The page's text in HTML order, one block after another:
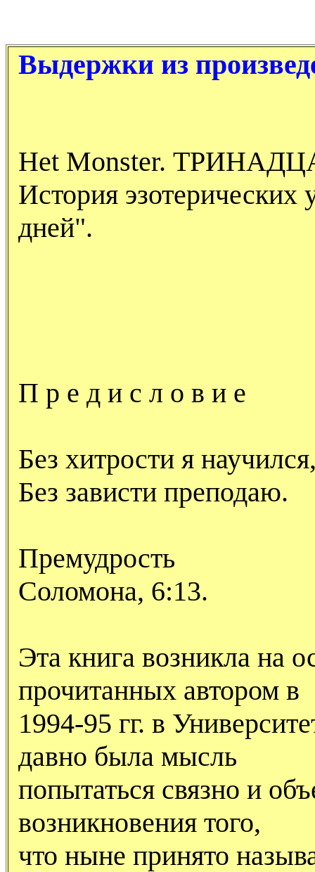
Выдержки из
Het Monster.
История
дней".
П р е д и с л о в и е
Без хитрости я
Без зависти преподаю.
Премудрость
Соломона, 6:13.
Эта книга возникла на
прочитанных автором в
1994-95 гг. в
давно была мысль
попытаться связно и
возникновения того,
что ныне принято